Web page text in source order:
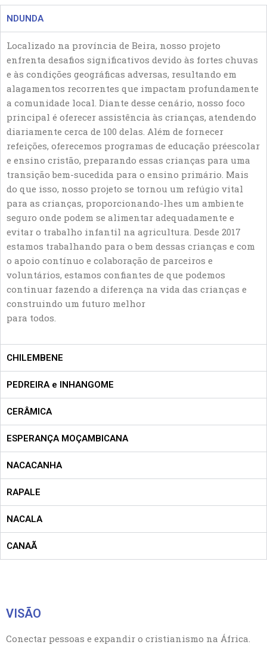
NDUNDA
Localizado na província de Beira, nosso projeto
enfrenta desafios significativos devido às fortes chuvas
e às condições geográficas adversas, resultando em
alagamentos recorrentes que impactam profundamente
a comunidade local. Diante desse cenário, nosso foco
principal é oferecer assistência às crianças, atendendo
diariamente cerca de 100 delas. Além de fornecer
refeições, oferecemos programas de educação préescolar
e ensino cristão, preparando essas crianças para uma
transição bem-sucedida para o ensino primário. Mais
do que isso, nosso projeto se tornou um refúgio vital
para as crianças, proporcionando-lhes um ambiente
seguro onde podem se alimentar adequadamente e
evitar o trabalho infantil na agricultura. Desde 2017
estamos trabalhando para o bem dessas crianças e com
o apoio contínuo e colaboração de parceiros e
voluntários, estamos confiantes de que podemos
continuar fazendo a diferença na vida das crianças e
construindo um futuro melhor
para todos.
CHILEMBENE
PEDREIRA e INHANGOME
CERÂMICA
ESPERANÇA MOÇAMBICANA
NACACANHA
RAPALE
NACALA
CANAÃ
VISÃO
Conectar pessoas e expandir o cristianismo na África.